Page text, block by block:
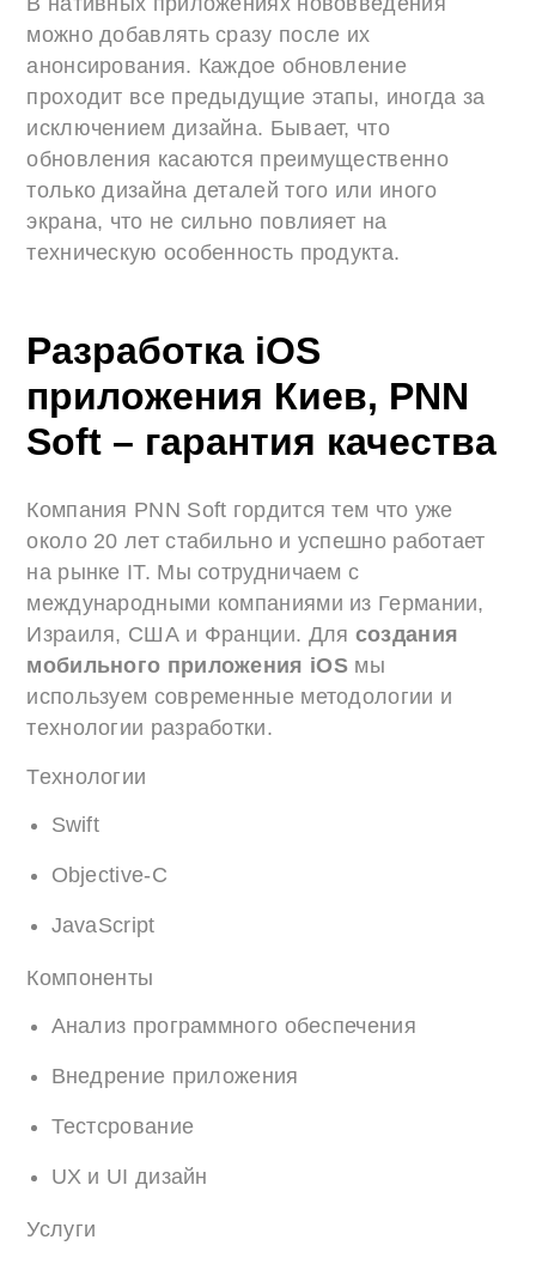
можно добавлять сразу после их
анонсирования. Каждое обновление
проходит все предыдущие этапы, иногда за
исключением дизайна. Бывает, что
обновления касаются преимущественно
только дизайна деталей того или иного
экрана, что не сильно повлияет на
техническую особенность продукта.
Разработка iOS
приложения Киев, PNN
Soft – гарантия качества
Компания PNN Soft гордится тем что уже
около 20 лет стабильно и успешно работает
на рынке IT. Мы сотрудничаем с
международными компаниями из Германии,
Израиля, США и Франции. Для создания
мобильного приложения iOSмы
используем современные методологии и
технологии разработки.
Технологии
Swift
Objective-C
JavaScript
Компоненты
Анализ программного обеспечения
Внедрение приложения
Тестcрование
UX и UI дизайн
Услуги